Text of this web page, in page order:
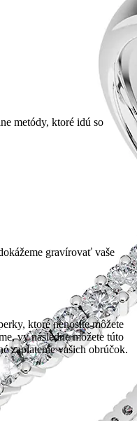
metódy, ktoré idú so
gravírovať vaše
ktoré nenosíte môžete
vy následne môžete túto
zaplatenie vašich obrúčok.